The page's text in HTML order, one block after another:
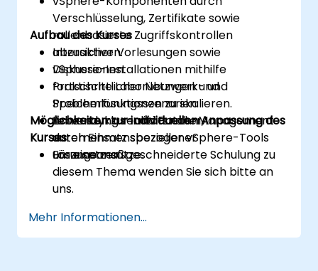
Verschlüsselung, Zertifikate sowie
rollenbasierte Zugriffskontrollen
abzusichern.
vSphere-Installationen mithilfe
fortschrittlicher Netzwerk- und
Speicherfunktionen zu skalieren.
Lebenszyklus- und Patch-Management
durch Einsatz spezieller vSphere-Tools
umzusetzen.
Aufbau des Kurses
Interaktive Vorlesungen sowie
Diskussionen.
Praktische Laborübungen und
Problemlösungsszenarien.
Anwendung realitätsnaher,
unternehmensbezogener
Lösungsansätze.
Möglichkeiten zur individuellen Anpassung des
Kurses
Für eine maßgeschneiderte Schulung zu
diesem Thema wenden Sie sich bitte an
uns.
Mehr Informationen...